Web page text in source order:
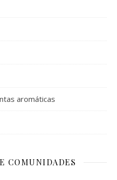
aromáticas
COMUNIDADES